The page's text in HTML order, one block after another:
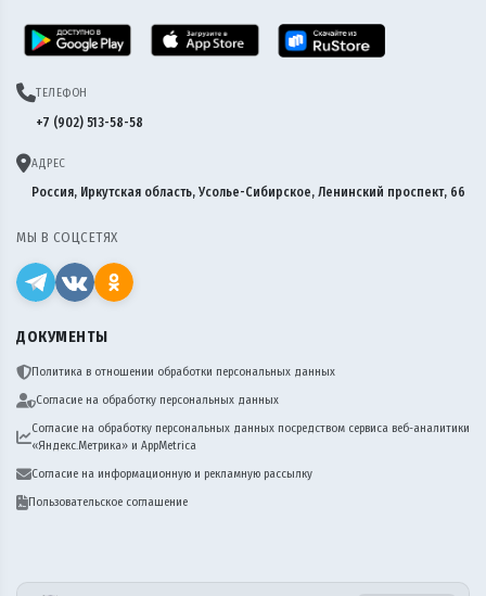
ТЕЛЕФОН
+7 (902) 513-58-58
АДРЕС
Россия, Иркутская область, Усолье-Сибирское, Ленинский проспект, 66
МЫ В СОЦСЕТЯХ
ДОКУМЕНТЫ
Политика в отношении обработки персональных данных
Согласие на обработку персональных данных
Согласие на обработку персональных данных посредством сервиса веб-аналитики
«Яндекс.Метрика» и AppMetrica
Согласие на информационную и рекламную рассылку
Пользовательское соглашение